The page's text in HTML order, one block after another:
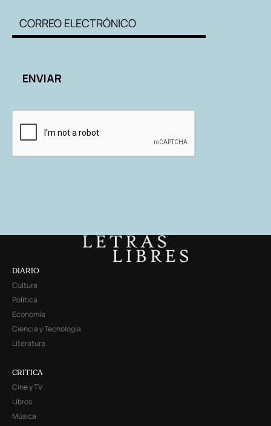
DIARIO
Cultura
Política
Economía
Ciencia y Tecnología
Literatura
CRITICA
Cine y TV
Libros
Música